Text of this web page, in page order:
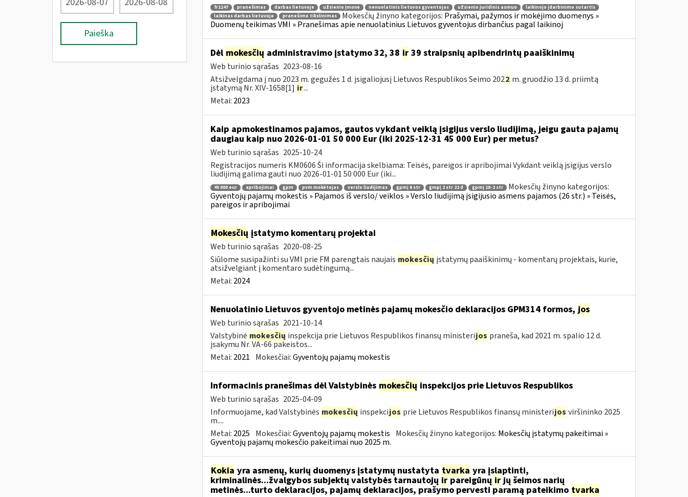
Paieška
fr1147 pranešimas darbas lietuvoje užsienio įmonė nenuolatinis lietuvos gyventojas užsienio juridinis asmuo
laikinojo įdarbinimo sutartis
laikinas darbas lietuvoje
pranešimo tikslinimas Mokesčių žinyno kategorijos: Prašymai, pažymos ir mokėjimo duomenys »
Duomenų teikimas VMI » Pranešimas apie nenuolatinius Lietuvos gyventojus dirbančius pagal laikinoj
Dėl mokesčių administravimo įstatymo 32, 38 ir39 straipsnių apibendrintų paaiškinimų
Web turinio sąrašas 2023-08-16
Atsižvelgdama į nuo 2023 m. gegužės 1 d. įsigaliojusį Lietuvos Respublikos Seimo 2022 m. gruodžio 13 d. priimtą
įstatymą Nr. XIV-1658[1] ir...
Metai: 2023
Kaip apmokestinamos pajamos, gautos vykdant veiklą įsigijus verslo liudijimą, jeigu gauta pajamų
daugiau kaip nuo 2026-01-01 50 000 Eur (iki 2025-12-31 45 000 Eur) per metus?
Web turinio sąrašas 2025-10-24
Registracijos numeris KM0606 Ši informacija skelbiama: Teisės, pareigos ir apribojimai Vykdant veiklą įsigijus verslo
liudijimą galima gauti nuo 2026-01-01 50 000 Eur (iki...
45 000 eur apribojimai gpm pvm mokėtojas verslo liudijimas gpmį 6 str gmpį 2 str 22 d gpmį 18-2 str
Mokesčių žinyno kategorijos:
Gyventojų pajamų mokestis » Pajamos iš verslo/ veiklos » Verslo liudijimą įsigijusio asmens pajamos (26 str.) » Teisės,
pareigos ir apribojimai
Mokesčių įstatymo komentarų projektai
Web turinio sąrašas 2020-08-25
Siūlome susipažinti su VMI prie FM parengtais naujais mokesčių įstatymų paaiškinimų - komentarų projektais, kurie,
atsižvelgiant į komentaro sudėtingumą...
Metai: 2024
Nenuolatinio Lietuvos gyventojo metinės pajamų mokesčio deklaracijos GPM314 formos, jos
Web turinio sąrašas 2021-10-14
Valstybinė mokesčių inspekcija prie Lietuvos Respublikos finansų ministerijos praneša, kad 2021 m. spalio 12 d.
įsakymu Nr. VA-66 pakeistos...
Metai: 2021 Mokesčiai:Gyventojų pajamų mokestis
Informacinis pranešimas dėl Valstybinės mokesčių inspekcijos prie Lietuvos Respublikos
Web turinio sąrašas 2025-04-09
Informuojame, kad Valstybinės mokesčių inspekcijos prie Lietuvos Respublikos finansų ministerijos viršininko 2025
m....
Metai: 2025 Mokesčiai:Gyventojų pajamų mokestis Mokesčių žinyno kategorijos: Mokesčių įstatymų pakeitimai »
Gyventojų pajamų mokesčio pakeitimai nuo 2025 m.
Kokia yra asmenų, kurių duomenys įstatymų nustatyta tvarka yra įslaptinti,
kriminalinės...žvalgybos subjektų valstybės tarnautojų irpareigūnų irjų šeimos narių
metinės...turto deklaracijos, pajamų deklaracijos, prašymo pervesti paramą pateikimo tvarka